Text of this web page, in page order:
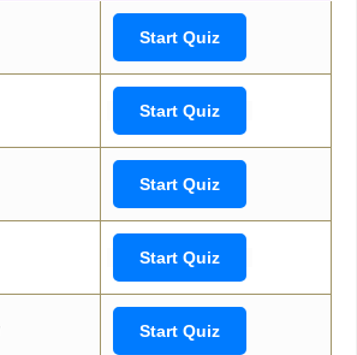
Start Quiz
Start Quiz
Start Quiz
Start Quiz
Start Quiz